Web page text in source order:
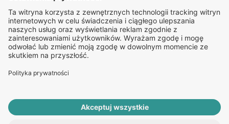
Organizator udzielania świadczeń telemedycznych jest
podmiotem leczniczym w rozumieniu ustawy z dnia 15
kwietnia 2011 roku o działalności leczniczej, wpisanym do
rejestru podmiotów wykonujących działalność leczniczą pod
numerem: 000000229172.